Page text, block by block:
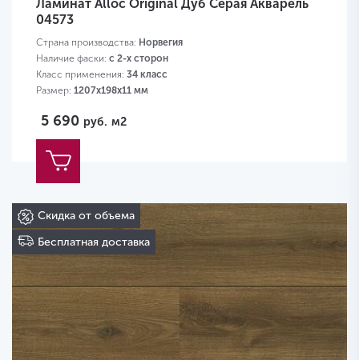
Ламинат Alloc Original Дуб Серая Акварель
04573
Страна производства: Норвегия
Наличие фаски: с 2-х сторон
Класс применения: 34 класс
Размер: 1207х198х11 мм
5 690 руб. м2
Скидка от объема
Бесплатная доставка